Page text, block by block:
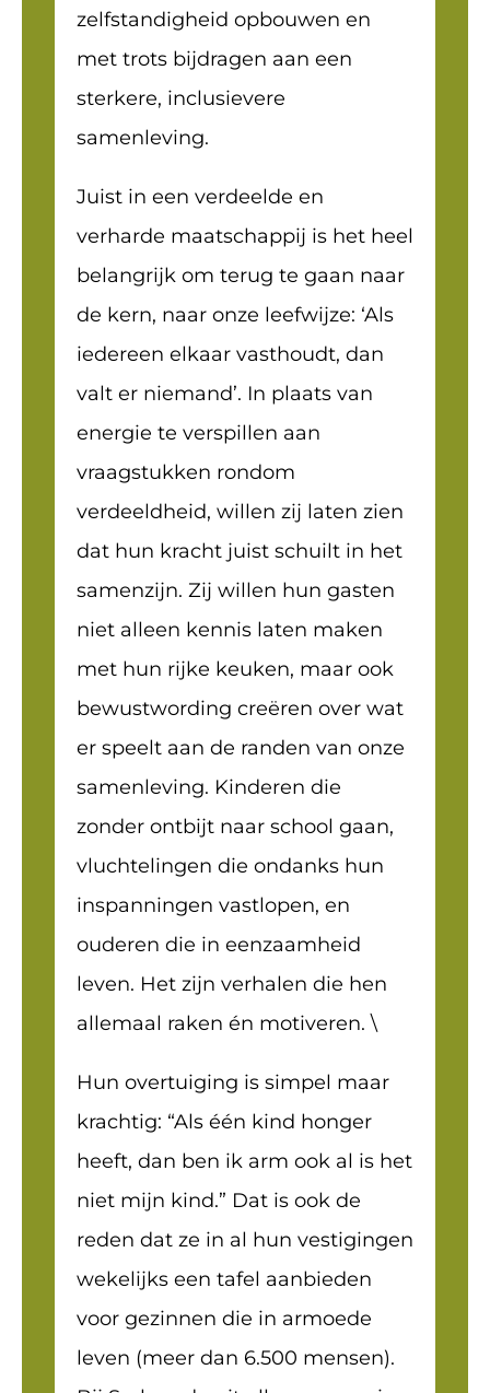
zelfstandigheid opbouwen en
met trots bijdragen aan een
sterkere, inclusievere
samenleving.
Juist in een verdeelde en
verharde maatschappij is het heel
belangrijk om terug te gaan naar
de kern, naar onze leefwijze: ‘Als
iedereen elkaar vasthoudt, dan
valt er niemand’. In plaats van
energie te verspillen aan
vraagstukken rondom
verdeeldheid, willen zij laten zien
dat hun kracht juist schuilt in het
samenzijn. Zij willen hun gasten
niet alleen kennis laten maken
met hun rijke keuken, maar ook
bewustwording creëren over wat
er speelt aan de randen van onze
samenleving. Kinderen die
zonder ontbijt naar school gaan,
vluchtelingen die ondanks hun
inspanningen vastlopen, en
ouderen die in eenzaamheid
leven. Het zijn verhalen die hen
allemaal raken én motiveren. \
Hun overtuiging is simpel maar
krachtig: “Als één kind honger
heeft, dan ben ik arm ook al is het
niet mijn kind.” Dat is ook de
reden dat ze in al hun vestigingen
wekelijks een tafel aanbieden
voor gezinnen die in armoede
leven (meer dan 6.500 mensen).